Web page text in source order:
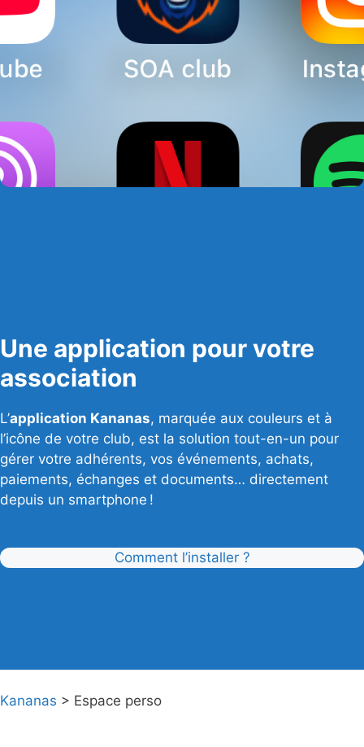
Une application pour votre
association
L’application Kananas, marquée aux couleurs et à
l’icône de votre club, est la solution tout-en-un pour
gérer votre adhérents, vos événements, achats,
paiements, échanges et documents… directement
depuis un smartphone !
Comment l’installer?
Kananas > Espace perso